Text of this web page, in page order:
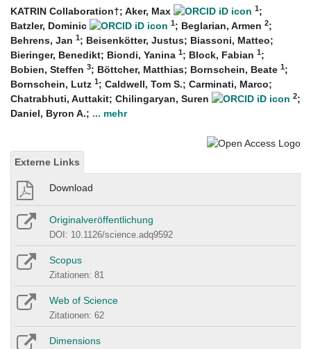
KATRIN Collaboration†; Aker, Max 1;
Batzler, Dominic
1; Beglarian, Armen 2;
Behrens, Jan 1; Beisenkötter, Justus; Biassoni, Matteo;
Bieringer, Benedikt; Biondi, Yanina 1; Block, Fabian 1;
Bobien, Steffen 3; Böttcher, Matthias; Bornschein, Beate 1;
Bornschein, Lutz 1; Caldwell, Tom S.; Carminati, Marco;
Chatrabhuti, Auttakit; Chilingaryan, Suren 2;
Daniel, Byron A.; ... mehr
Externe Links
Download
Originalveröffentlichung
DOI: 10.1126/science.adq9592
Scopus
Zitationen: 81
Web of Science
Zitationen: 62
Dimensions